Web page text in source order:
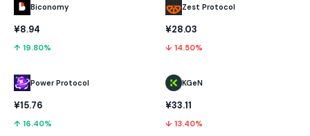
Biconomy
¥8.94
↑ 19.80%
Power Protocol
¥15.76
↑ 16.40%
Zest Protocol
¥28.03
↓ 14.50%
KGeN
¥33.11
↓ 13.40%